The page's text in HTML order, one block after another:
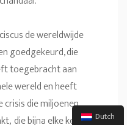
de wereldwijde
goedgekeurd, die
toegebracht aan
wereld en heeft
die miljoenen
die bijna elke kerk
Dutch